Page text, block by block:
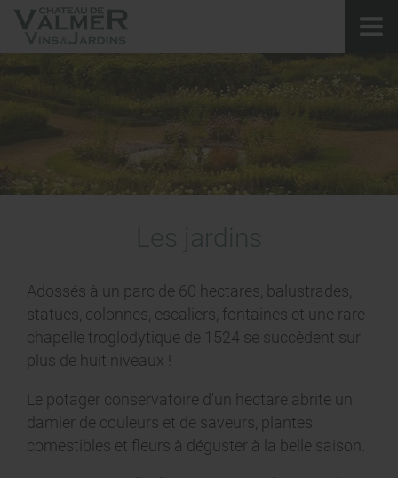
Adossés à un parc de 60 hectares, balustrades,
statues, colonnes, escaliers, fontaines et une rare
chapelle troglodytique de 1524 se succèdent sur
plus de huit niveaux !
Le potager conservatoire d'un hectare abrite un
damier de couleurs et de saveurs, plantes
comestibles et fleurs à déguster à la belle saison.